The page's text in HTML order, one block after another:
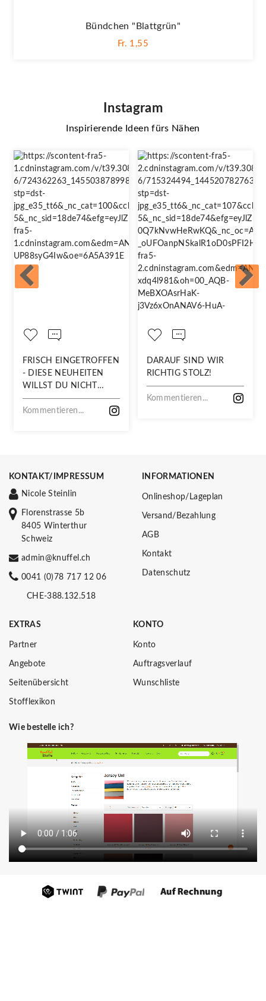
Bündchen "blattgrün"
Fr. 1,55
Instagram
Inspirierende Ideen fürs Nähen
FRISCH EINGETROFFEN
- DIESE NEUHEITEN
WILLST DU NICHT
VERPASSEN!
Kommentieren...
DARAUF SIND WIR
RICHTIG STOLZ!
Kommentieren...
KONTAKT/IMPRESSUM
Nicole Steinlin
Florenstrasse 5b
8405 Winterthur
Schweiz
admin@knuffel.ch
0041 (0)78 717 12 06
CHE-388.132.518
INFORMATIONEN
Onlineshop/Lageplan
Versand/Bezahlung
AGB
Kontakt
Datenschutz
EXTRAS
Partner
Angebote
Seitenübersicht
Stofflexikon
KONTO
Konto
Auftragsverlauf
Wunschliste
Wie bestelle ich?